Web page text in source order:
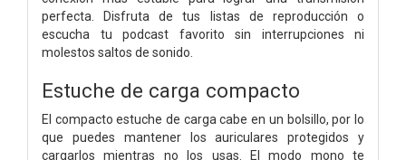
perfecta. Disfruta de tus listas de reproducción o
escucha tu podcast favorito sin interrupciones ni
molestos saltos de sonido.
Estuche de carga compacto
El compacto estuche de carga cabe en un bolsillo, por lo
que puedes mantener los auriculares protegidos y
cargarlos mientras no los usas. El modo mono te